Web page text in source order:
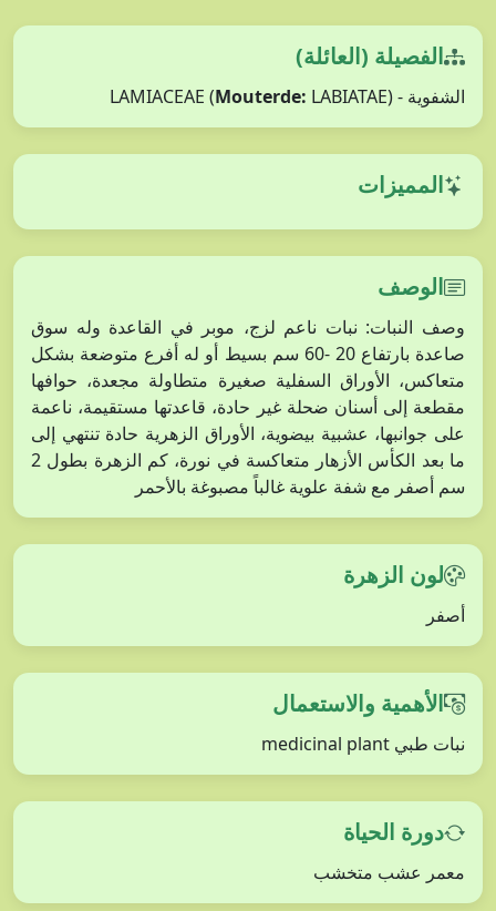
الفصيلة (العائلة)
الشفوية - LAMIACEAE ( Mouterde: LABIATAE)
المميزات
الوصف
وصف النبات: نبات ناعم لزج، موبر في القاعدة وله سوق
صاعدة بارتفاع 20 -60 سم بسيط أو له أفرع متوضعة بشكل
متعاكس، الأوراق السفلية صغيرة متطاولة مجعدة، حوافها
مقطعة إلى أسنان ضحلة غير حادة، قاعدتها مستقيمة، ناعمة
على جوانبها، عشبية بيضوية، الأوراق الزهرية حادة تنتهي إلى
ما بعد الكأس الأزهار متعاكسة في نورة، كم الزهرة بطول 2
سم أصفر مع شفة علوية غالباً مصبوغة بالأحمر
لون الزهرة
أصفر
الأهمية والاستعمال
نبات طبي medicinal plant
دورة الحياة
معمر عشب متخشب